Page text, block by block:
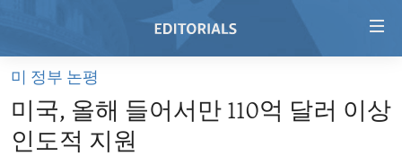
Skip
main
content
HOME
VIDEO
미 정부 논평
미국, 올해 들어서만 110억 달러 이상
인도적 지원